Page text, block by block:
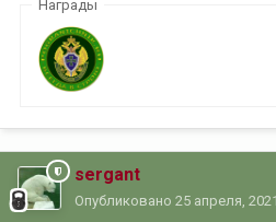
Награды
sergant
Опубликовано 25 апреля, 2021